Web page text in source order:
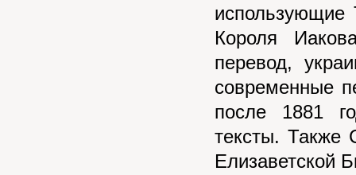
использующие
Короля
перевод,
современные
после 1881
тексты. Также
Елизаветской